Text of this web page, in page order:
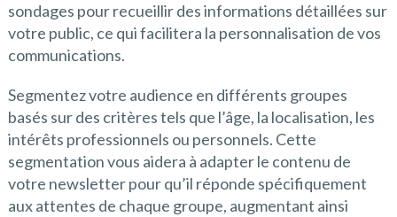
sondages pour recueillir des informations détaillées sur
votre public, ce qui facilitera la personnalisation de vos
communications.
Segmentez votre audience en différents groupes
basés sur des critères tels que l’âge, la localisation, les
intérêts professionnels ou personnels. Cette
segmentation vous aidera à adapter le contenu de
votre newsletter pour qu’il réponde spécifiquement
aux attentes de chaque groupe, augmentant ainsi